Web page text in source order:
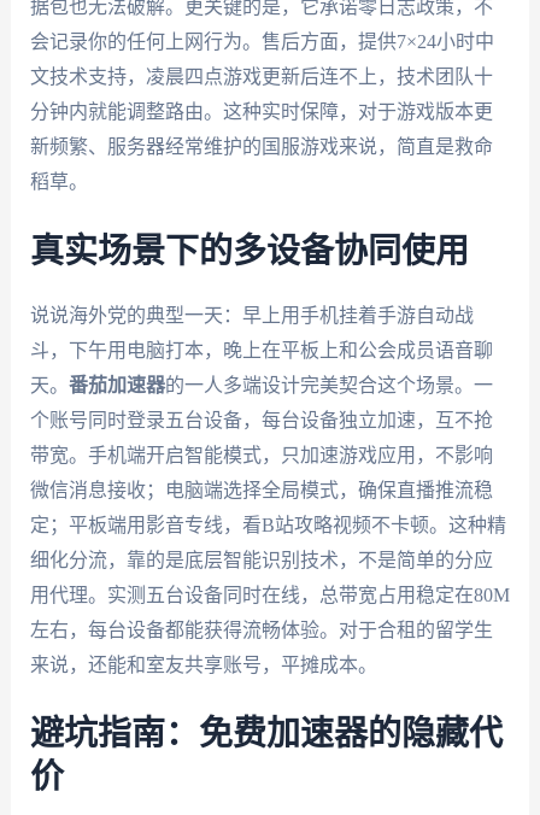
据包也无法破解。更关键的是，它承诺零日志政策，不
会记录你的任何上网行为。售后方面，提供7×24小时中
文技术支持，凌晨四点游戏更新后连不上，技术团队十
分钟内就能调整路由。这种实时保障，对于游戏版本更
新频繁、服务器经常维护的国服游戏来说，简直是救命
稻草。
真实场景下的多设备协同使用
说说海外党的典型一天：早上用手机挂着手游自动战
斗，下午用电脑打本，晚上在平板上和公会成员语音聊
天。 番茄加速器的一人多端设计完美契合这个场景。一
个账号同时登录五台设备，每台设备独立加速，互不抢
带宽。手机端开启智能模式，只加速游戏应用，不影响
微信消息接收；电脑端选择全局模式，确保直播推流稳
定；平板端用影音专线，看B站攻略视频不卡顿。这种精
细化分流，靠的是底层智能识别技术，不是简单的分应
用代理。实测五台设备同时在线，总带宽占用稳定在80M
左右，每台设备都能获得流畅体验。对于合租的留学生
来说，还能和室友共享账号，平摊成本。
避坑指南：免费加速器的隐藏代
价